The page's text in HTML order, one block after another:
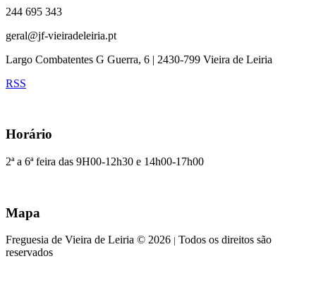
244 695 343
geral@jf-vieiradeleiria.pt
Largo Combatentes G Guerra, 6 | 2430-799 Vieira de Leiria
RSS
Horário
2ª a 6ª feira das 9H00-12h30 e 14h00-17h00
Mapa
Freguesia de Vieira de Leiria © 2026 | Todos os direitos são
reservados